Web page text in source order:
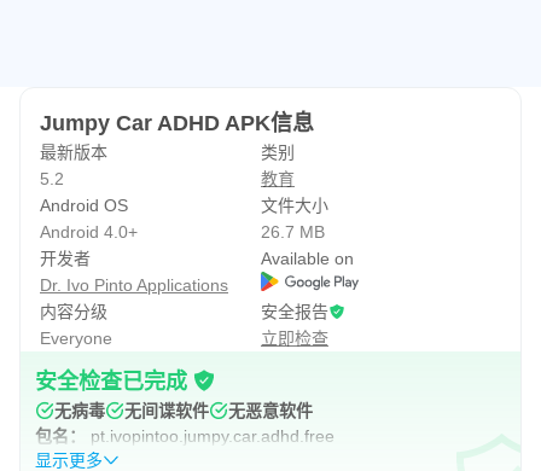
Jumpy Car ADHD APK信息
最新版本
5.2
类别
教育
Android OS
Android 4.0+
文件大小
26.7 MB
开发者
Dr. Ivo Pinto Applications
Available on
内容分级
Everyone
安全报告
立即检查
安全检查已完成
无病毒 无间谍软件
无恶意软件
包名：
pt.ivopintoo.jumpy.car.adhd.free
显示更多